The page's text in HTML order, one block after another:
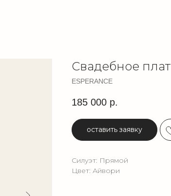
Свадебное
ESPERANCE
185 000 р.
оставить заявку
Силуэт: Прямой
Цвет: Айвори